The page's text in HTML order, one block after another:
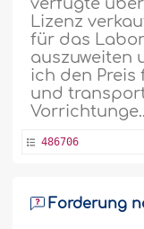
Lizenz
für das
auszuweiten
ich den Preis
und
486706
Forderung